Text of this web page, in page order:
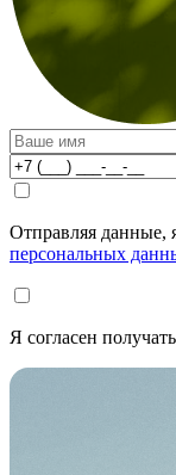
Отправляя данные,
персональных
Я согласен